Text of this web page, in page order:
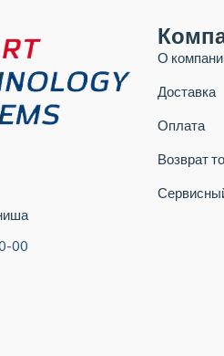
00
О
Доставка
Оплата
Возврат